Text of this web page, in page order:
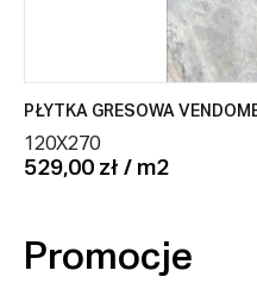
PŁYTKA GRESOWA
120X270
529,00 zł / m2
Promocje